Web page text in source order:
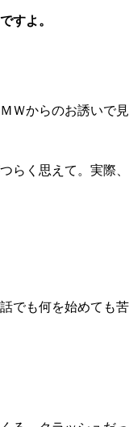
すよ。
からのお誘いで見
らく思えて。実
も何を始めても